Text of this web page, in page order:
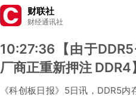
财联社
财经通讯社
10:27:36【由于
厂商正重新押注 DDR4】
《科创板日报》5日讯，DDR5